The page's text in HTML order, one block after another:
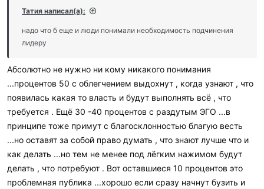
Татия написал(а):
надо что б еще и люди понимали необходимость подчинения
лидеру
Абсолютно не нужно ни кому никакого понимания
...процентов 50 с облегчением выдохнут , когда узнают , что
появилась какая то власть и будут выполнять всё , что
требуется . Ещё 30 -40 процентов с раздутым ЭГО ...в
принципе тоже примут с благосклонностью благую весть
...но оставят за собой право думать , что знают лучше что и
как делать ...но тем не менее под лёгким нажимом будут
делать , что потребуют . Вот оставшиеся 10 процентов это
проблемная публика ...хорошо если сразу начнут бузить и